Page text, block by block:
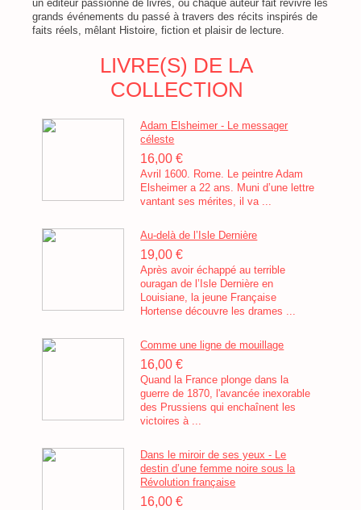
un éditeur passionné de livres, où chaque auteur fait revivre les
grands événements du passé à travers des récits inspirés de
faits réels, mêlant Histoire, fiction et plaisir de lecture.
LIVRE(S) DE LA
COLLECTION
Adam Elsheimer - Le messager
céleste
16,00 €
Avril 1600. Rome. Le peintre Adam
Elsheimer a 22 ans. Muni d’une lettre
vantant ses mérites, il va ...
Au-delà de l’Isle Dernière
19,00 €
Après avoir échappé au terrible
ouragan de l’Isle Dernière en
Louisiane, la jeune Française
Hortense découvre les drames ...
Comme une ligne de mouillage
16,00 €
Quand la France plonge dans la
guerre de 1870, l'avancée inexorable
des Prussiens qui enchaînent les
victoires à ...
Dans le miroir de ses yeux - Le
destin d’une femme noire sous la
Révolution française
16,00 €